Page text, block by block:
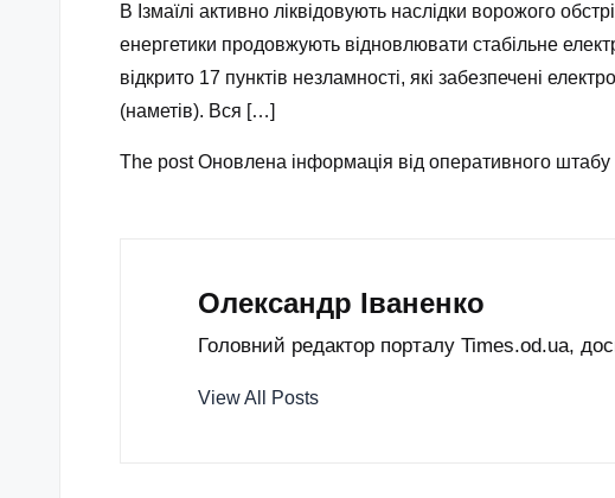
В Ізмаїлі активно ліквідовують наслідки ворожого
енергетики продовжують відновлювати стабільне
відкрито 17 пунктів незламності, які забезпечені
(наметів). Вся […]
The post Оновлена інформація від оперативного
Олександр Іваненко
Головний редактор порталу Times.od.ua,
View All Posts